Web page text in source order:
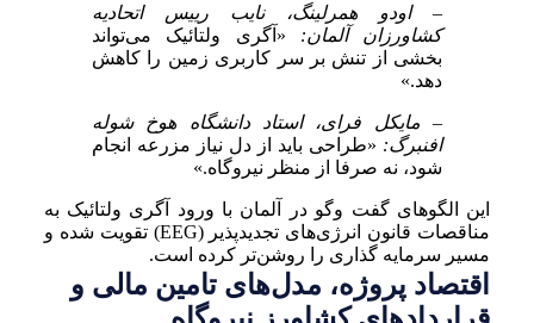
– اودو همرلینگ، نایب رییس اتحادیه
کشاورزان آلمان: «آگری ولتائیک می‌تواند
بخشی از تنش بر سر کاربری زمین را کاهش
دهد.»
– مایکل فرای، استاد دانشگاه هوخ شوله
افنبرگ: «طراحی باید از دل نیاز مزرعه انجام
شود، نه صرفا از منظر نیروگاه.»
این الگوهای گفت وگو در آلمان با ورود آگری ولتائیک به
مناقصات قانون انرژی‌های تجدیدپذیر (EEG) تقویت شده و
مسیر سرمایه گذاری را روشن‌تر کرده است.
اقتصاد پروژه، مدل‌های تامین مالی و